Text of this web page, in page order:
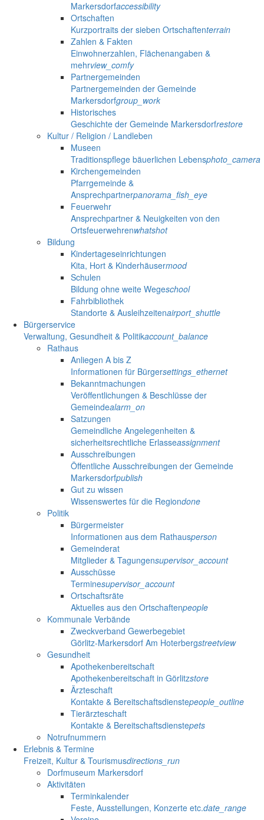
Markersdorfaccessibility
Ortschaften
Kurzportraits der sieben Ortschaftenterrain
Zahlen & Fakten
Einwohnerzahlen, Flächenangaben &
mehrview_comfy
Partnergemeinden
Partnergemeinden der Gemeinde
Markersdorfgroup_work
Historisches
Geschichte der Gemeinde Markersdorfrestore
Kultur / Religion / Landleben
Museen
Traditionspflege bäuerlichen Lebensphoto_camera
Kirchengemeinden
Pfarrgemeinde &
Ansprechpartnerpanorama_fish_eye
Feuerwehr
Ansprechpartner & Neuigkeiten von den
Ortsfeuerwehrenwhatshot
Bildung
Kindertageseinrichtungen
Kita, Hort & Kinderhäusermood
Schulen
Bildung ohne weite Wegeschool
Fahrbibliothek
Standorte & Ausleihzeitenairport_shuttle
Bürgerservice
Verwaltung, Gesundheit & Politikaccount_balance
Rathaus
Anliegen A bis Z
Informationen für Bürgersettings_ethernet
Bekanntmachungen
Veröffentlichungen & Beschlüsse der
Gemeindealarm_on
Satzungen
Gemeindliche Angelegenheiten &
sicherheitsrechtliche Erlasseassignment
Ausschreibungen
Öffentliche Ausschreibungen der Gemeinde
Markersdorfpublish
Gut zu wissen
Wissenswertes für die Regiondone
Politik
Bürgermeister
Informationen aus dem Rathausperson
Gemeinderat
Mitglieder & Tagungensupervisor_account
Ausschüsse
Terminesupervisor_account
Ortschaftsräte
Aktuelles aus den Ortschaftenpeople
Kommunale Verbände
Zweckverband Gewerbegebiet
Görlitz-Markersdorf Am Hoterbergstreetview
Gesundheit
Apothekenbereitschaft
Apothekenbereitschaft in Görlitzstore
Ärzteschaft
Kontakte & Bereitschaftsdienstepeople_outline
Tierärzteschaft
Kontakte & Bereitschaftsdienstepets
Notrufnummern
Erlebnis & Termine
Freizeit, Kultur & Tourismusdirections_run
Dorfmuseum Markersdorf
Aktivitäten
Terminkalender
Feste, Ausstellungen, Konzerte etc.date_range